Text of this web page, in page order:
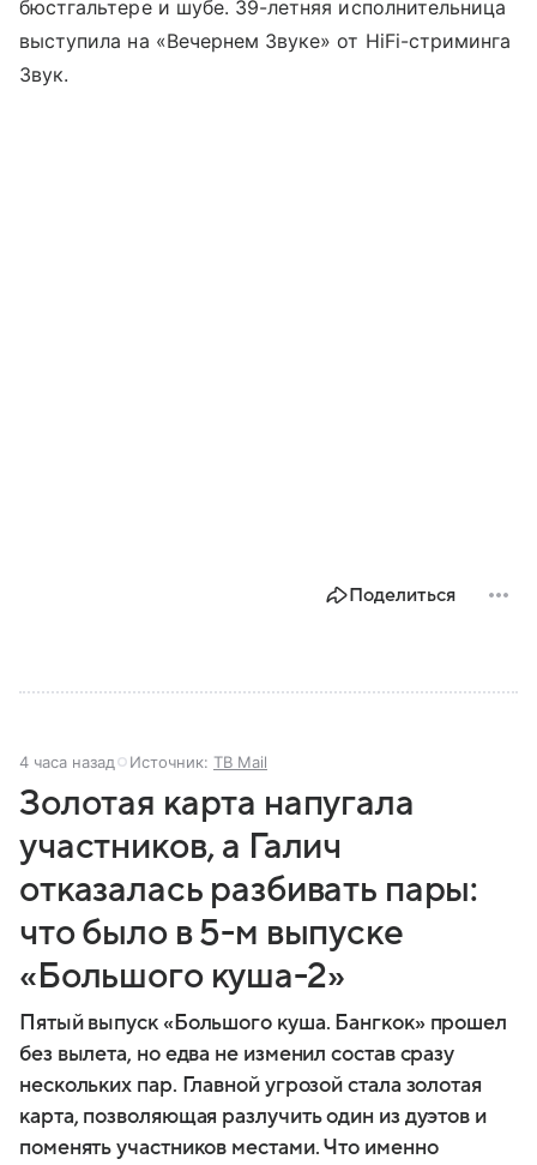
бюстгальтере и шубе. 39-летняя исполнительница
выступила на «Вечернем Звуке» от HiFi-стриминга
Звук.
Поделиться
4 часа назад Источник: ТВ Mail
Золотая карта напугала
участников, а Галич
отказалась разбивать пары:
что было в 5-м выпуске
«Большого куша-2»
Пятый выпуск «Большого куша. Бангкок» прошел
без вылета, но едва не изменил состав сразу
нескольких пар. Главной угрозой стала золотая
карта, позволяющая разлучить один из дуэтов и
поменять участников местами. Что именно